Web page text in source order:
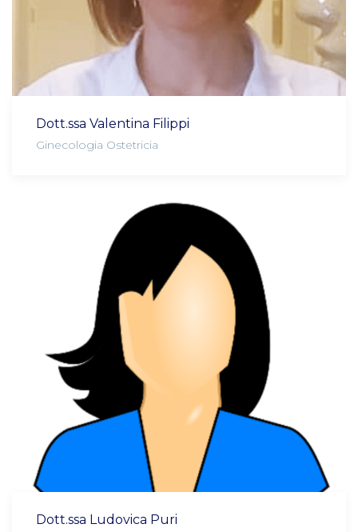
Dott.ssa Valentina Filippi
Ginecologia Ostetricia
Dott.ssa Ludovica Puri